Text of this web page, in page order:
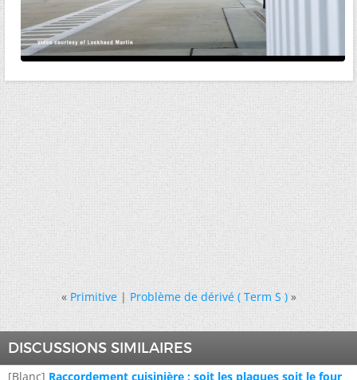
« Primitive|Problème de dérivé ( Term S ) »
DISCUSSIONS SIMILAIRES
[Blanc] Raccordement cuisinière : soit les plaques soit le four